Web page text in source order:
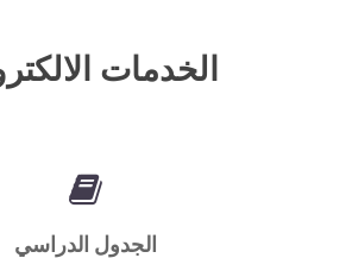
الخدمات
الجدول الدراسي